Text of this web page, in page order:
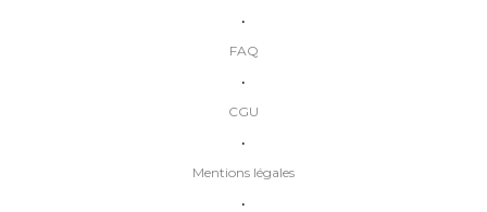
•
Mentions légales
•
CGU
•
FAQ
•